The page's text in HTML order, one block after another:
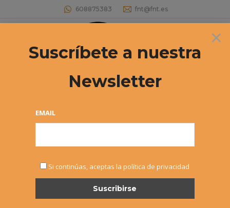
608875383 fnt@fnt.es
Buscar:
Archivos diarios: 24 octubre, 2023
×
Suscríbete a nuestra
Newsletter
EMAIL
Si continúas, aceptas la política de privacidad